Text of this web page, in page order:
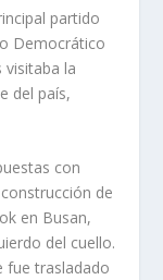
partido
Democrático
visitaba la
del país,
con
de
en Busan,
del cuello.
fue trasladado